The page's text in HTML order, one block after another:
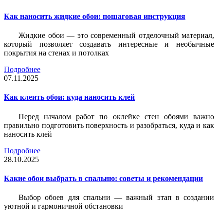
Как наносить жидкие обои: пошаговая инструкция
Жидкие обои — это современный отделочный материал,
который позволяет создавать интересные и необычные
покрытия на стенах и потолках
Подробнее
07.11.2025
Как клеить обои: куда наносить клей
Перед началом работ по оклейке стен обоями важно
правильно подготовить поверхность и разобраться, куда и как
наносить клей
Подробнее
28.10.2025
Какие обои выбрать в спальню: советы и рекомендации
Выбор обоев для спальни — важный этап в создании
уютной и гармоничной обстановки